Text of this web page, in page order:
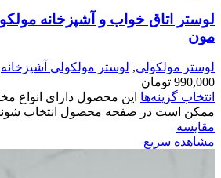
مون
لوستر مولکولی, لوستر مولکولی آشپزخانه
990,000 تومان
انتخاب گزینه‌ها این محصول دارای انواع
ممکن است در صفحه محصول انتخاب
مقایسه
مشاهده سریع